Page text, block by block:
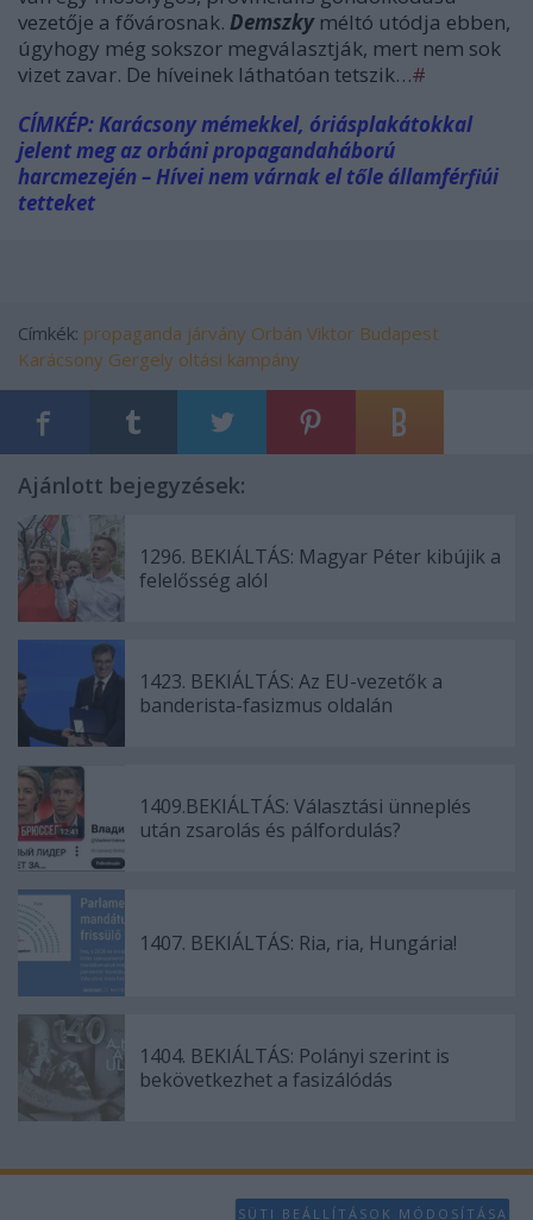
vezetője a fővárosnak. Demszkyméltó utódja ebben,
úgyhogy még sokszor megválasztják, mert nem sok
vizet zavar. De híveinek láthatóan tetszik…#
CÍMKÉP: Karácsony mémekkel, óriásplakátokkal
jelent meg az orbáni propagandaháború
harcmezején – Hívei nem várnak el tőle államférfiúi
tetteket
Címkék: propaganda járvány Orbán Viktor Budapest
Karácsony Gergely oltási kampány
Ajánlott bejegyzések:
1296. BEKIÁLTÁS: Magyar Péter kibújik a
felelősség alól
1423. BEKIÁLTÁS: Az EU-vezetők a
banderista-fasizmus oldalán
1409.BEKIÁLTÁS: Választási ünneplés
után zsarolás és pálfordulás?
1407. BEKIÁLTÁS: Ria, ria, Hungária!
1404. BEKIÁLTÁS: Polányi szerint is
bekövetkezhet a fasizálódás
SÜTI BEÁLLÍTÁSOK MÓDOSÍTÁSA